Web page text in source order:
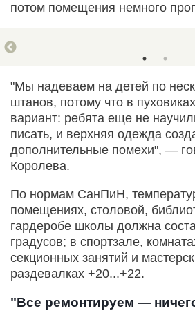
потом помещения немного
"Мы надеваем на детей по
штанов, потому что в
вариант: ребята еще не
писать, и верхняя одежда
дополнительные помехи", —
Королева.
По нормам СанПиН,
помещениях, столовой,
гардеробе школы должна
градусов; в спортзале,
секционных занятий и
раздевалках +20...+22.
"Все ремонтируем —